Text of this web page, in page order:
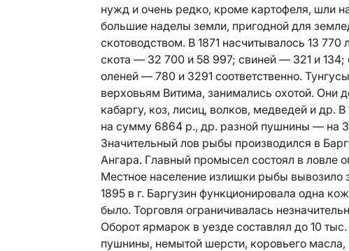
нужд и очень редко, кроме картофеля, шли
большие наделы земли, пригодной для
скотоводством. В 1871 насчитывалось 13
скота — 32 700 и 58 997; свиней — 321 и
оленей — 780 и 3291 соответственно. Тунгусы
верховьям Витима, занимались охотой. Они
кабаргу, коз, лисиц, волков, медведей и др.
на сумму 6864 р., др. разной пушнины — на
Значительный лов рыбы производился в
Ангара. Главный промысел состоял в ловле
Местное население излишки рыбы вывозило
1895 в г. Баргузин функционировала одна
было. Торговля ограничивалась
Оборот ярмарок в уезде составлял до 10
пушнины, немытой шерсти, коровьего масла,